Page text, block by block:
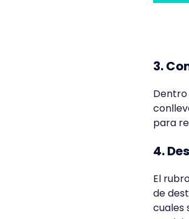
3.
para
4.
El
de
cuales